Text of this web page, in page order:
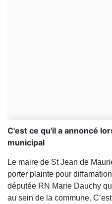
C'est ce qu'il a annoncé
municipal
Le maire de St Jean de
porter plainte pour
députée RN Marie Dauchy
au sein de la commune.